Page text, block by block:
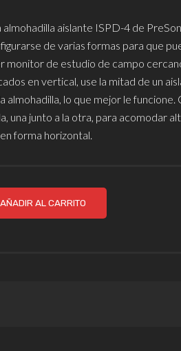
aislante ISPD-4 de
de varias formas para que
monitor de estudio de campo
en vertical, use la mitad de un
almohadilla, lo que mejor le funcione.
una junto a la otra, para acomodar
forma horizontal.
AÑADIR AL CARRITO